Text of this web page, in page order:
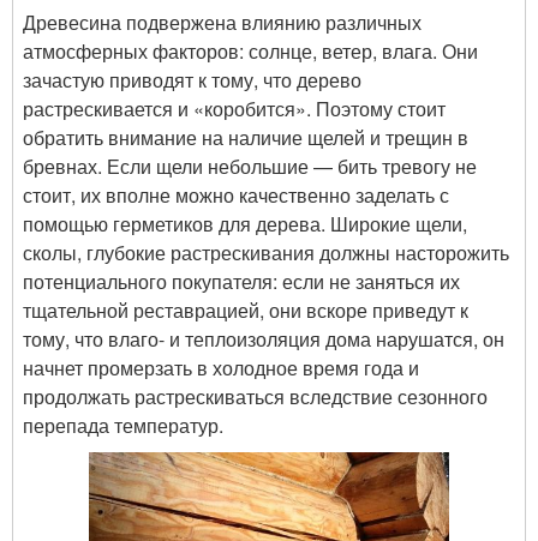
Древесина подвержена влиянию различных
атмосферных факторов: солнце, ветер, влага. Они
зачастую приводят к тому, что дерево
растрескивается и «коробится». Поэтому стоит
обратить внимание на наличие щелей и трещин в
бревнах. Если щели небольшие — бить тревогу не
стоит, их вполне можно качественно заделать с
помощью герметиков для дерева. Широкие щели,
сколы, глубокие растрескивания должны насторожить
потенциального покупателя: если не заняться их
тщательной реставрацией, они вскоре приведут к
тому, что влаго- и теплоизоляция дома нарушатся, он
начнет промерзать в холодное время года и
продолжать растрескиваться вследствие сезонного
перепада температур.